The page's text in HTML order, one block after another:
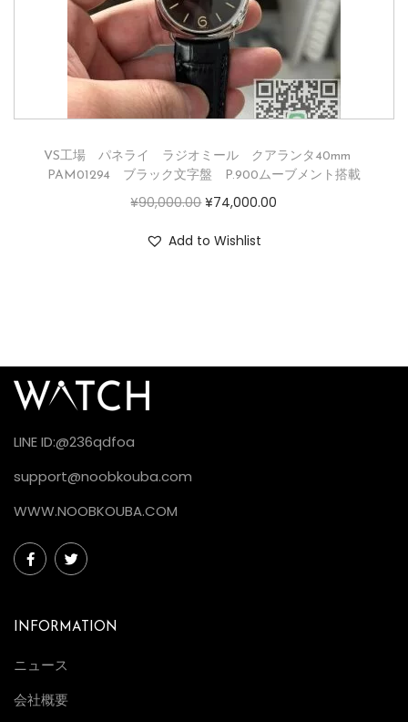
VS工場 パネライ ラジオミール クアランタ40mm
PAM01294 ブラック文字盤 P.900ムーブメント搭載
¥90,000.00 ¥74,000.00
Add to Wishlist
LINE ID:@236qdfoa
support@noobkouba.com
WWW.NOOBKOUBA.COM
INFORMATION
ニュース
会社概要